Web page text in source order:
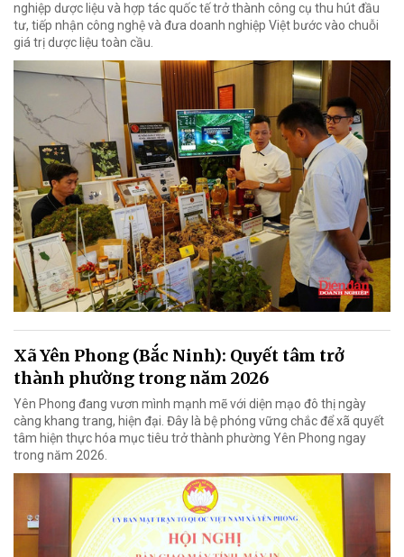
nghiệp dược liệu và hợp tác quốc tế trở thành công cụ thu hút đầu
tư, tiếp nhận công nghệ và đưa doanh nghiệp Việt bước vào chuỗi
giá trị dược liệu toàn cầu.
Xã Yên Phong (Bắc Ninh): Quyết tâm trở
thành phường trong năm 2026
Yên Phong đang vươn mình mạnh mẽ với diện mạo đô thị ngày
càng khang trang, hiện đại. Đây là bệ phóng vững chắc để xã quyết
tâm hiện thực hóa mục tiêu trở thành phường Yên Phong ngay
trong năm 2026.